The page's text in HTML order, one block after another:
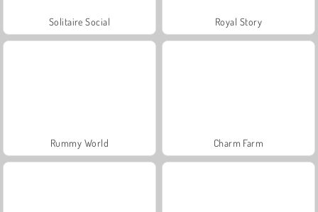
Solitaire Social Royal Story
Rummy World Charm Farm